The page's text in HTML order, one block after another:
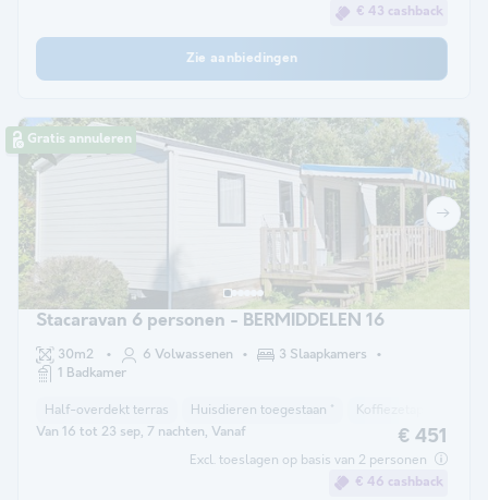
€ 43 cashback
Zie aanbiedingen
Gratis annuleren
Stacaravan 6 personen - BERMIDDELEN 16
30m2 6 Volwassenen
3 Slaapkamers
1 Badkamer
Half-overdekt terras Huisdieren toegestaan * Koffiezetapparaat
Van 16 tot 23 sep, 7 nachten, Vanaf € 451
Excl. toeslagen op basis van 2 personen
€ 46 cashback